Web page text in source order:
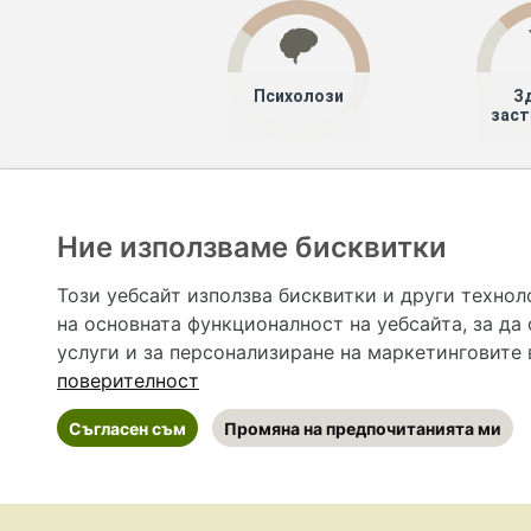
Психолози
предназначена да служи само и единствено за
допълване на данните и за коригиране на
Ние използваме бисквитки
Този уебсайт използва бисквитки и други
на основната функционалност на уебсайта, за да
услуги и за персонализиране на
поверителност
Съгласен съм Промяна на предпочитанията ми